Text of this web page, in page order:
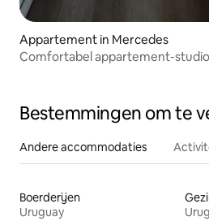
Appartement in Mercedes
Comfortabel appartement-
Bestemmingen om te
Andere accommodaties
Boerderijen
Uruguay